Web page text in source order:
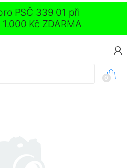
PSČ 339 01 při
Kč ZDARMA
0